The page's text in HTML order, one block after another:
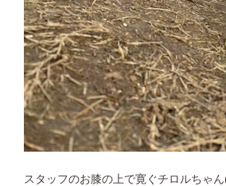
スタッフのお膝の上で寛ぐチロルちゃ